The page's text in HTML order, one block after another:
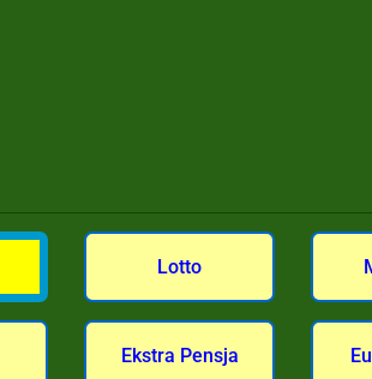
Lotto
Ekstra Pensja